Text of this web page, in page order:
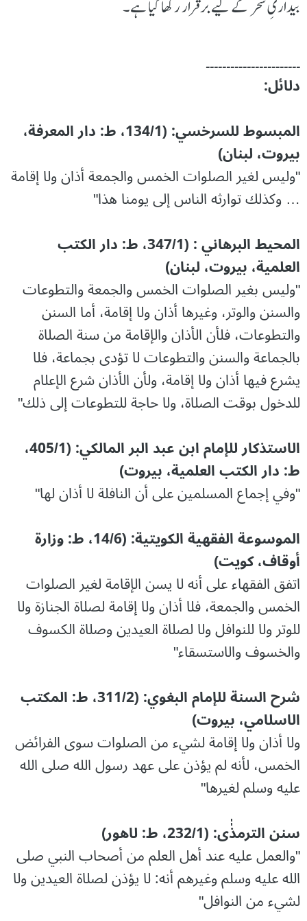
بیداریِ سحر کے لیے برقرار رکھا گیا ہے۔
۔۔۔۔۔۔۔۔۔۔۔۔۔۔۔۔۔۔۔۔۔۔۔
دلائل:
المبسوط للسرخسي: (134/1، ط: دار المعرفة،
بيروت، لبنان)
"وليس لغير الصلوات الخمس والجمعة أذان ولا إقامة
… وكذلك توارثه الناس إلى يومنا هذا"
المحيط البرهاني : (347/1، ط: دار الكتب
العلمية، بيروت، لبنان)
"وليس بغير الصلوات الخمس والجمعة والتطوعات
والسنن والوتر، وغيرها أذان ولا إقامة، أما السنن
والتطوعات، فلأن الأذان والإقامة من سنة الصلاة
بالجماعة والسنن والتطوعات لا تؤدى بجماعة، فلا
يشرع فيها أذان ولا إقامة، ولأن الأذان شرع الإعلام
للدخول بوقت الصلاة، ولا حاجة للتطوعات إلى ذلك"
الاستذكار للإمام ابن عبد البر المالكي: (405/1،
ط: دار الكتب العلمية، بيروت)
"وفي إجماع المسلمين على أن النافلة لا أذان لها"
الموسوعة الفقهية الكويتية: (14/6، ط: وزارة
أوقاف، كويت)
اتفق الفقهاء على أنه لا يسن الإقامة لغير الصلوات
الخمس والجمعة، فلا أذان ولا إقامة لصلاة الجنازة ولا
للوتر ولا للنوافل ولا لصلاة العيدين وصلاة الكسوف
والخسوف والاستسقاء"
شرح السنة للإمام البغوي: (311/2، ط: المكتب
الاسلامي، بيروت)
ولا أذان ولا إقامة لشيء من الصلوات سوى الفرائض
الخمس، لأنه لم يؤذن على عهد رسول الله صلى الله
عليه وسلم لغيرها"
سنن الترمذٰٰی: (232/1، ط: لاهور)
"والعمل عليه عند أهل العلم من أصحاب النبي صلى
الله عليه وسلم وغيرهم أنه: لا يؤذن لصلاة العيدين ولا
لشيء من النوافل"